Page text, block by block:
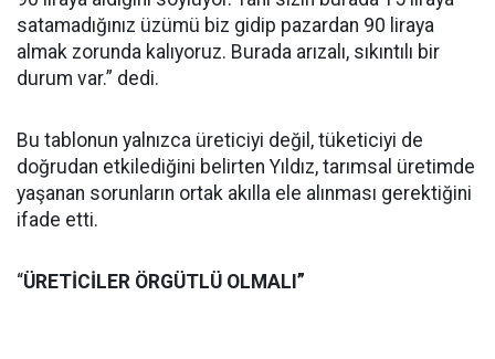
satamadığınız üzümü biz gidip pazardan 90 liraya
almak zorunda kalıyoruz. Burada arızalı, sıkıntılı bir
durum var.” dedi.
Bu tablonun yalnızca üreticiyi değil, tüketiciyi de
doğrudan etkilediğini belirten Yıldız, tarımsal üretimde
yaşanan sorunların ortak akılla ele alınması gerektiğini
ifade etti.
“ÜRETİCİLER ÖRGÜTLÜ OLMALI”